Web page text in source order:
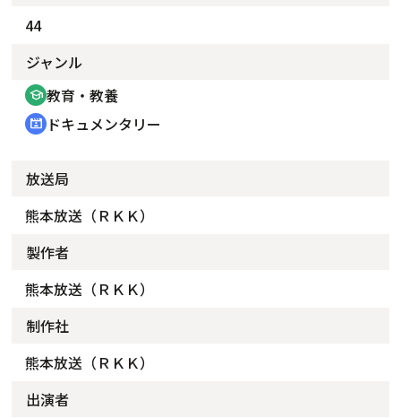
44
ジャンル
school 教育・教養
cinematic_blur ドキュメンタリー
放送局
熊本放送（ＲＫＫ）
製作者
熊本放送（ＲＫＫ）
制作社
熊本放送（ＲＫＫ）
出演者